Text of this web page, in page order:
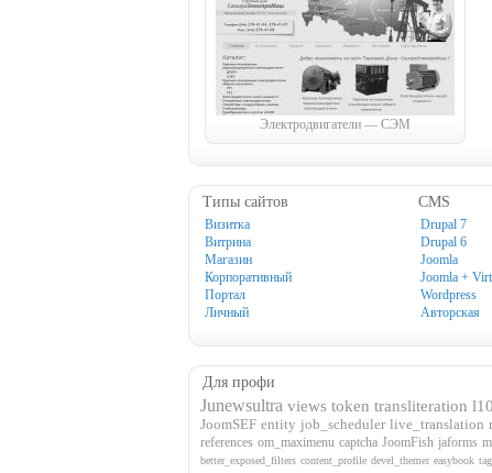
Электродвигатели — СЭМ
Типы сайтов
Визитка
Витрина
Магазин
Корпоративный
Портал
Личный
CMS
Drupal 7
Drupal 6
Joomla
Joomla +
Wordpress
Авторская
Для профи
Junewsultra views token transliteration
JoomSEF entity job_scheduler live_translation
references om_maximenu captcha JoomFish jaforms
better_exposed_filters content_profile devel_themer easybook